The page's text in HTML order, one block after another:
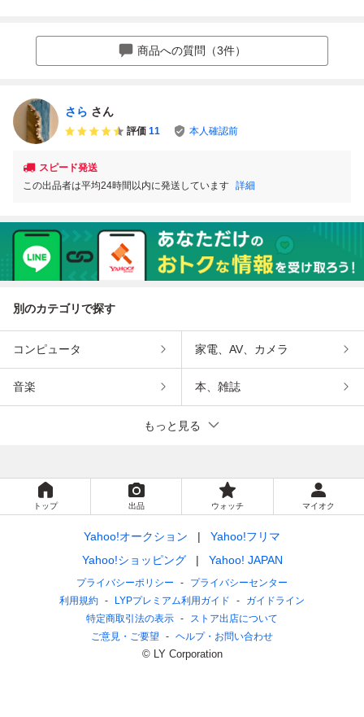
パワスラ 走行９万
キロ台 ETC ター
Cあり 即決35万
商品への質問（3件）
さら さん
評価 11 本人確認前
スピード発送
この出品者は平均24時間以内に発送しています 詳細
別のカテゴリで探す
コンピュータ 家電、AV、カメラ
音楽 本、雑誌
もっと見る
トップ 出品 ウォッチ マイオク
Yahoo!オークション
Yahoo!フリマ
Yahoo!ショッピング
Yahoo! JAPAN
プライバシーポリシー
プライバシーセンター
利用規約
LYPプレミアム利用ガイド
ガイドライン
特定商取引法の表示
ストア出店について
ご意見・ご要望
ヘルプ・お問い合わせ
© LY Corporation